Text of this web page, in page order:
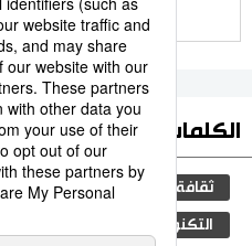
للمزيد
الكلمات الأكثر بحثا
ثقافة المطبخ الياباني
التكنولوجيا